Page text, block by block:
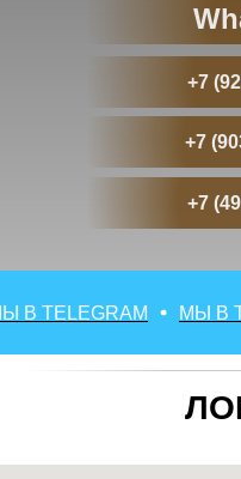
+7
+7
+7
МЫ В